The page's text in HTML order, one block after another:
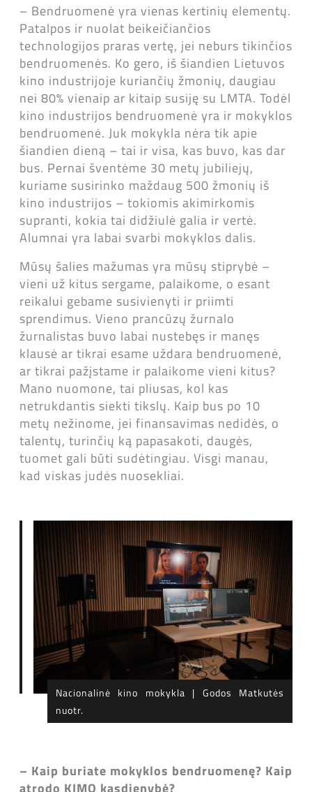
– Bendruomenė yra vienas kertinių elementų.
Patalpos ir nuolat beikeičiančios
technologijos praras vertę, jei neburs tikinčios
bendruomenės. Ko gero, iš šiandien Lietuvos
kino industrijoje kuriančių žmonių, daugiau
nei 80% vienaip ar kitaip susiję su LMTA. Todėl
kino industrijos bendruomenė yra ir mokyklos
bendruomenė. Juk mokykla nėra tik apie
šiandien dieną – tai ir visa, kas buvo, kas dar
bus. Pernai šventėme 30 metų jubiliejų,
kuriame susirinko maždaug 500 žmonių iš
kino industrijos – tokiomis akimirkomis
supranti, kokia tai didžiulė galia ir vertė.
Alumnai yra labai svarbi mokyklos dalis.
Mūsų šalies mažumas yra mūsų stiprybė –
vieni už kitus sergame, palaikome, o esant
reikalui gebame susivienyti ir priimti
sprendimus. Vieno prancūzų žurnalo
žurnalistas buvo labai nustebęs ir manęs
klausė ar tikrai esame uždara bendruomenė,
ar tikrai pažįstame ir palaikome vieni kitus?
Mano nuomone, tai pliusas, kol kas
netrukdantis siekti tikslų. Kaip bus po 10
metų nežinome, jei finansavimas nedidės, o
talentų, turinčių ką papasakoti, daugės,
tuomet gali būti sudėtingiau. Visgi manau,
kad viskas judės nuosekliai.
Nacionalinė kino mokykla | Godos Matkutės
nuotr.
– Kaip buriate mokyklos bendruomenę? Kaip
atrodo KIMO kasdienybė?